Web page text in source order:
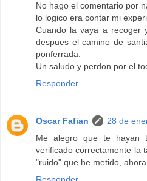
No hago el comentario por
lo logico era contar mi
Cuando la vaya a recoger
despues el camino de
ponferrada.
Un saludo y perdon por el
Responder
Oscar Fafian
28 de
Me alegro que te hayan
verificado correctamente la
"ruido" que he metido,